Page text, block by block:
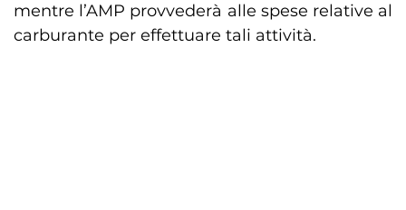
mentre l’AMP provvederà alle spese relative al
carburante per effettuare tali attività.